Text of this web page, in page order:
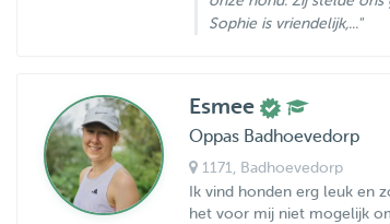
Sophie is vriendelijk,..."
Esmee
Oppas Badhoevedorp
1171
, Badhoevedorp
Ik vind honden erg leuk en
het voor mij niet mogelijk